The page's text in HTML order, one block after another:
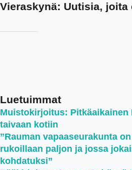
Vieraskynä: Uutisia, joita
Luetuimmat
Muistokirjoitus: Pitkäaikainen
taivaan kotiin
”Rauman vapaaseurakunta
rukoillaan paljon ja jossa
kohdatuksi”